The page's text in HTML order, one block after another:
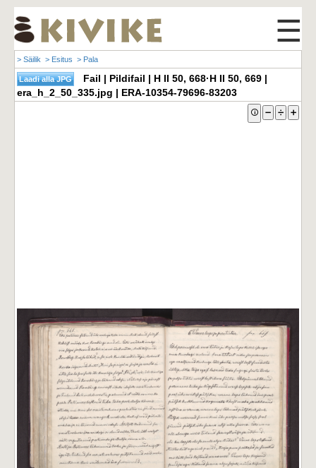
☰
> Säilik > Esitus > Pala
Fail | Pildifail | H II 50, 668·H II 50, 669 |
era_h_2_50_335.jpg | ERA-10354-79696-83203